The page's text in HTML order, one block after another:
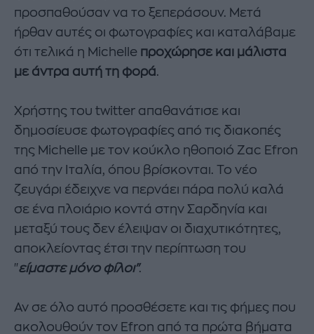
προσπαθούσαν να το ξεπεράσουν. Μετά
ήρθαν αυτές οι φωτογραφίες και καταλάβαμε
ότι τελικά η Michelle προχώρησε και μάλιστα
με άντρα αυτή τη φορά.
Χρήστης του twitter απαθανάτισε και
δημοσίευσε φωτογραφίες από τις διακοπές
της Michelle με τον κούκλο ηθοποιό Zac Efron
από την Ιταλία, όπου βρίσκονται. Το νέο
ζευγάρι έδειχνε να περνάει πάρα πολύ καλά
σε ένα πλοιάριο κοντά στην Σαρδηνία και
μεταξύ τους δεν έλειψαν οι διαχυτικότητες,
αποκλείοντας έτσι την περίπτωση του
"είμαστε μόνο φίλοι".
Αν σε όλο αυτό προσθέσετε και τις φήμες που
ακολουθούν τον Efron από τα πρώτα βήματα